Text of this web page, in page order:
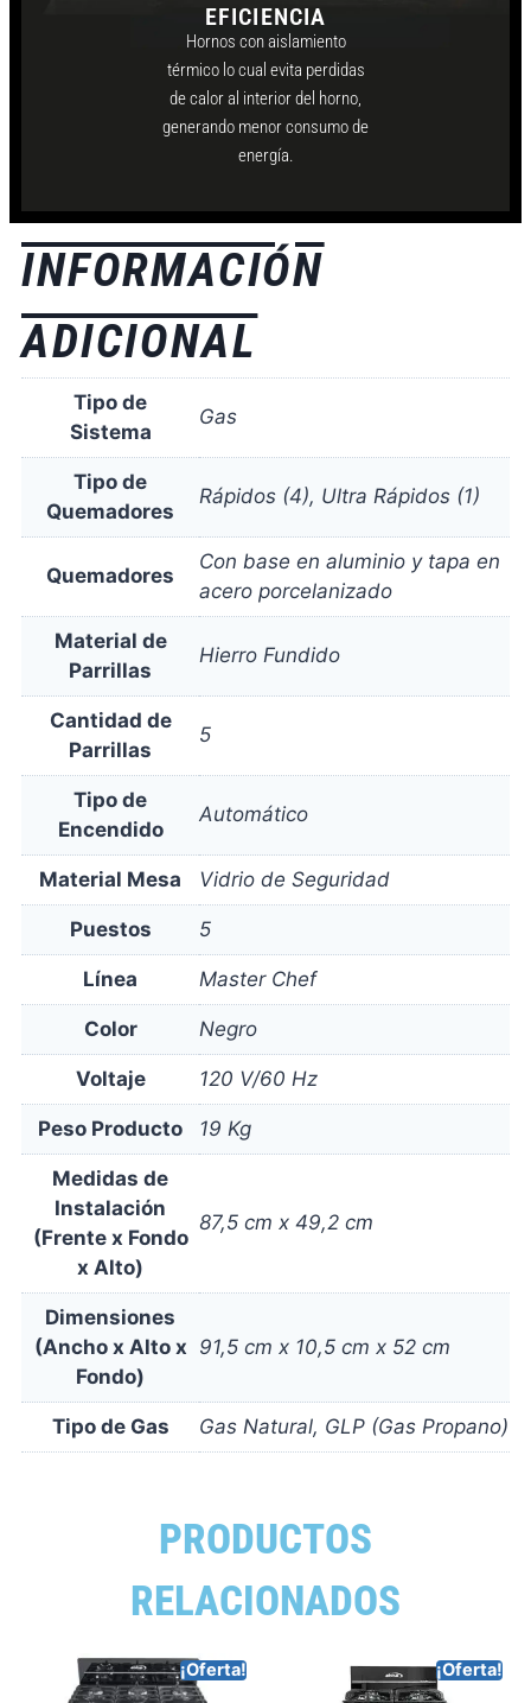
EFICIENCIA
Hornos con aislamiento
térmico lo cual evita perdidas
de calor al interior del horno,
generando menor consumo de
energía.
INFORMACIÓN
ADICIONAL
Tipo de
Sistema
Gas
Tipo de
Quemadores
Rápidos (4), Ultra Rápidos (1)
Quemadores
Con base en aluminio y tapa en
acero porcelanizado
Material de
Parrillas
Hierro Fundido
Cantidad de
Parrillas
5
Tipo de
Encendido
Automático
Material Mesa Vidrio de Seguridad
Puestos 5
Línea Master Chef
Color Negro
Voltaje 120 V/60 Hz
Peso Producto 19 Kg
Medidas de
Instalación
(Frente x Fondo
x Alto)
87,5 cm x 49,2 cm
Dimensiones
(Ancho x Alto x
Fondo)
91,5 cm x 10,5 cm x 52 cm
Tipo de Gas Gas Natural, GLP (Gas Propano)
PRODUCTOS
RELACIONADOS
¡Oferta! ¡Oferta!